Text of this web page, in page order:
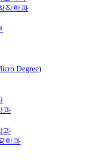
작학과
Degree)
과
과
학과